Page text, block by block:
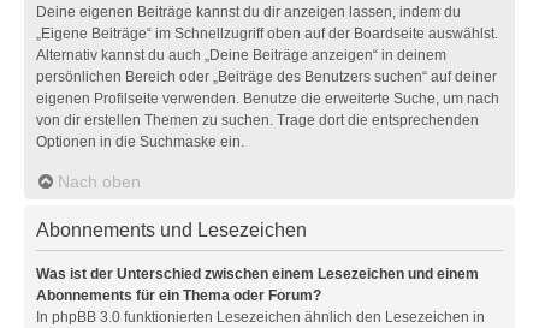
Deine eigenen Beiträge kannst du dir anzeigen lassen, indem du
„Eigene Beiträge“ im Schnellzugriff oben auf der Boardseite auswählst.
Alternativ kannst du auch „Deine Beiträge anzeigen“ in deinem
persönlichen Bereich oder „Beiträge des Benutzers suchen“ auf deiner
eigenen Profilseite verwenden. Benutze die erweiterte Suche, um nach
von dir erstellen Themen zu suchen. Trage dort die entsprechenden
Optionen in die Suchmaske ein.
Nach oben
Abonnements und Lesezeichen
Was ist der Unterschied zwischen einem Lesezeichen und einem
Abonnements für ein Thema oder Forum?
In phpBB 3.0 funktionierten Lesezeichen ähnlich den Lesezeichen in